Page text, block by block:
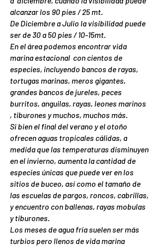
alcanzar los 90 pies / 25 mt.
De Diciembre a Julio la visibilidad puede
ser de 30 a 50 pies / 10-15mt.
En el área podemos encontrar vida
marina estacional con cientos de
especies, incluyendo bancos de rayas,
tortugas marinas, meros gigantes,
grandes bancos de jureles, peces
burritos, anguilas, rayas, leones marinos
, tiburones y muchos, muchos más.
Si bien el final del verano y el otoño
ofrecen aguas tropicales cálidas, a
medida que las temperaturas disminuyen
en el invierno, aumenta la cantidad de
especies únicas que puede ver en los
sitios de buceo, así como el tamaño de
las escuelas de pargos, roncos, cabrillas,
y encuentro con ballenas, rayas mobulas
y tiburones.
Los meses de agua fría suelen ser más
turbios pero llenos de vida marina